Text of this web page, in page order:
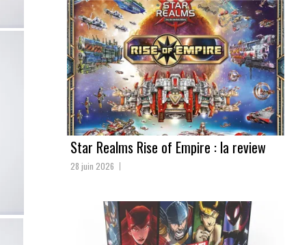
Star Realms Rise of Empire : la review
28 juin 2026